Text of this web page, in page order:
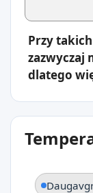
Przy
zazwyczaj
dlatego